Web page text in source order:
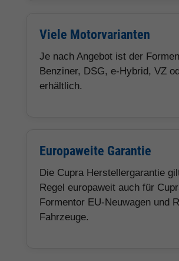
Viele Motorvarianten
Je nach Angebot ist der
Benziner, DSG, e-Hybrid, VZ
erhältlich.
Europaweite Garantie
Die Cupra Herstellergarantie
Regel europaweit auch für
Formentor EU-Neuwagen und
Fahrzeuge.